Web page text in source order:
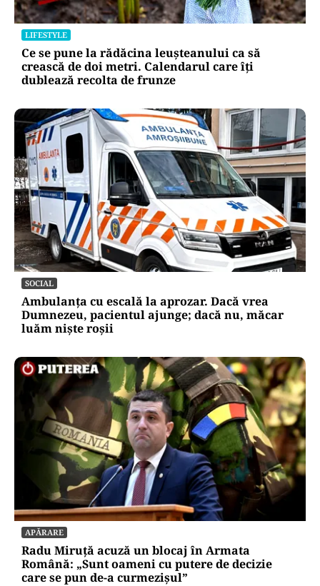
LIFESTYLE
Ce se pune la rădăcina leușteanului ca să
crească de doi metri. Calendarul care îți
dublează recolta de frunze
SOCIAL
Ambulanța cu escală la aprozar. Dacă vrea
Dumnezeu, pacientul ajunge; dacă nu, măcar
luăm niște roșii
APĂRARE
Radu Miruță acuză un blocaj în Armata
Română: „Sunt oameni cu putere de decizie
care se pun de-a curmezișul”